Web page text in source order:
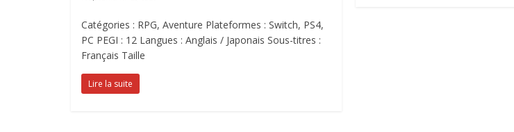
Catégories : RPG, Aventure Plateformes : Switch, PS4,
PC PEGI : 12 Langues : Anglais / Japonais Sous-titres :
Français Taille
Lire la suite